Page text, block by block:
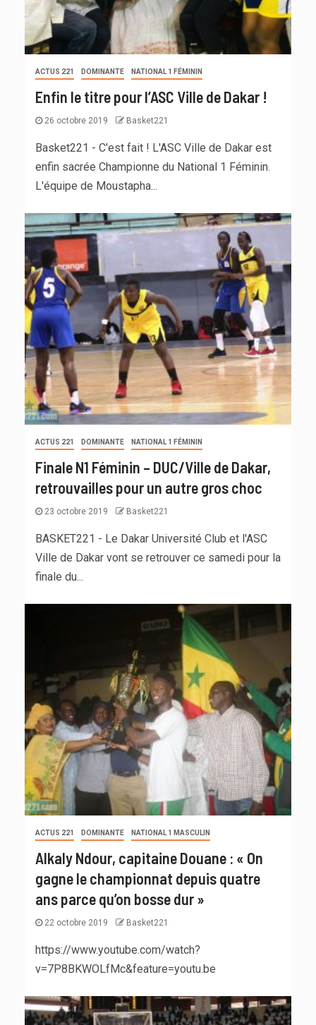
ACTUS 221 DOMINANTE NATIONAL 1 FÉMININ
Enfin le titre pour l’ASC Ville de Dakar !
26 octobre 2019 Basket221
Basket221 - C'est fait ! L'ASC Ville de Dakar est
enfin sacrée Championne du National 1 Féminin.
L'équipe de Moustapha...
ACTUS 221 DOMINANTE NATIONAL 1 FÉMININ
Finale N1 Féminin – DUC/Ville de Dakar,
retrouvailles pour un autre gros choc
23 octobre 2019 Basket221
BASKET221 - Le Dakar Université Club et l'ASC
Ville de Dakar vont se retrouver ce samedi pour la
finale du...
ACTUS 221 DOMINANTE NATIONAL 1 MASCULIN
Alkaly Ndour, capitaine Douane : « On
gagne le championnat depuis quatre
ans parce qu’on bosse dur »
22 octobre 2019 Basket221
https://www.youtube.com/watch?
v=7P8BKWOLfMc&feature=youtu.be